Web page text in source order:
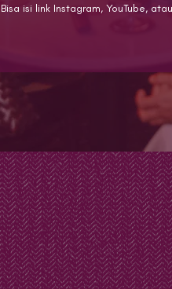
Bisa isi link Instagram, YouTube,